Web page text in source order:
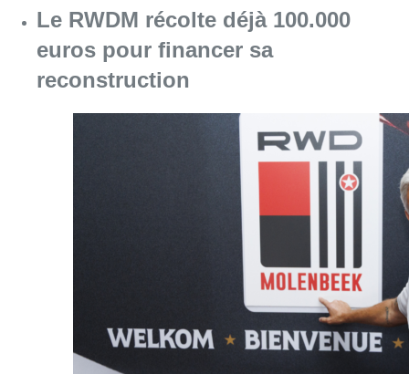
Le RWDM récolte déjà 100.000
euros pour financer sa
reconstruction